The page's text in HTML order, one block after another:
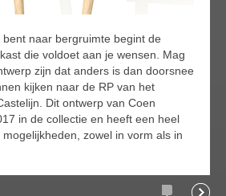
naar bergruimte begint de
die voldoet aan je wensen. Mag
zijn dat anders is dan doorsnee
kijken naar de RP van het
Dit ontwerp van Coen
in de collectie en heeft een heel
zowel in vorm als in